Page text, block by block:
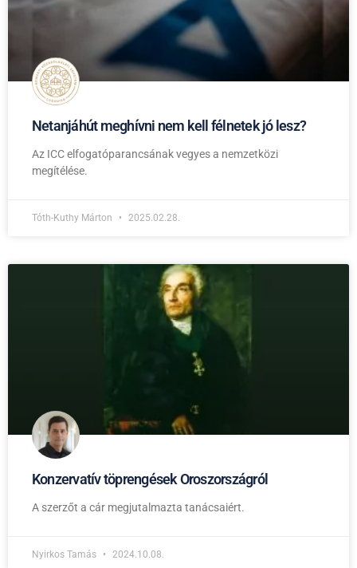
Netanjáhút meghívni nem kell félnetek jó lesz?
Az ICC elfogatóparancsának vegyes a nemzetközi
megítélése.
Tóth-Kuthy Márton 2025.02.28.
Konzervatív töprengések Oroszországról
A szerzőt a cár megjutalmazta tanácsaiért.
Nyirkos Tamás 2024.10.08.